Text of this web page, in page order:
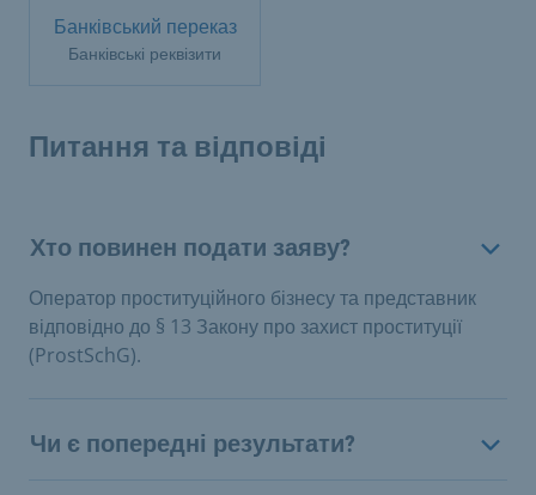
Банківський переказ
Банківські реквізити
Питання та відповіді
Хто повинен подати заяву?
Оператор проституційного бізнесу та представник
відповідно до § 13 Закону про захист проституції
(ProstSchG).
Чи є попередні результати?